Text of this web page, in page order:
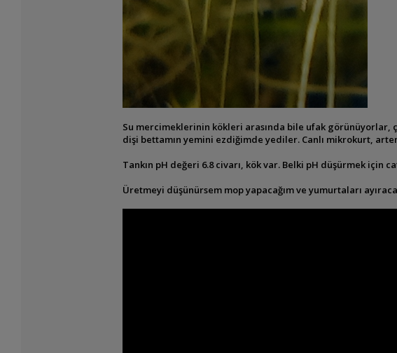
Su mercimeklerinin kökleri arasında bile ufak görünüyorlar,
dişi bettamın yemini ezdiğimde yediler. Canlı mikrokurt,
Tankın pH değeri 6.8 civarı, kök var. Belki pH düşürmek
Üretmeyi düşünürsem mop yapacağım ve yumurtaları